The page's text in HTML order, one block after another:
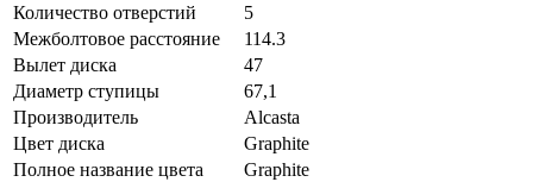
Количество отверстий
5
Межболтовое расстояние
114.3
Вылет диска
47
Диаметр ступицы
67,1
Производитель
Alcasta
Цвет диска
Graphite
Полное название цвета
Graphite